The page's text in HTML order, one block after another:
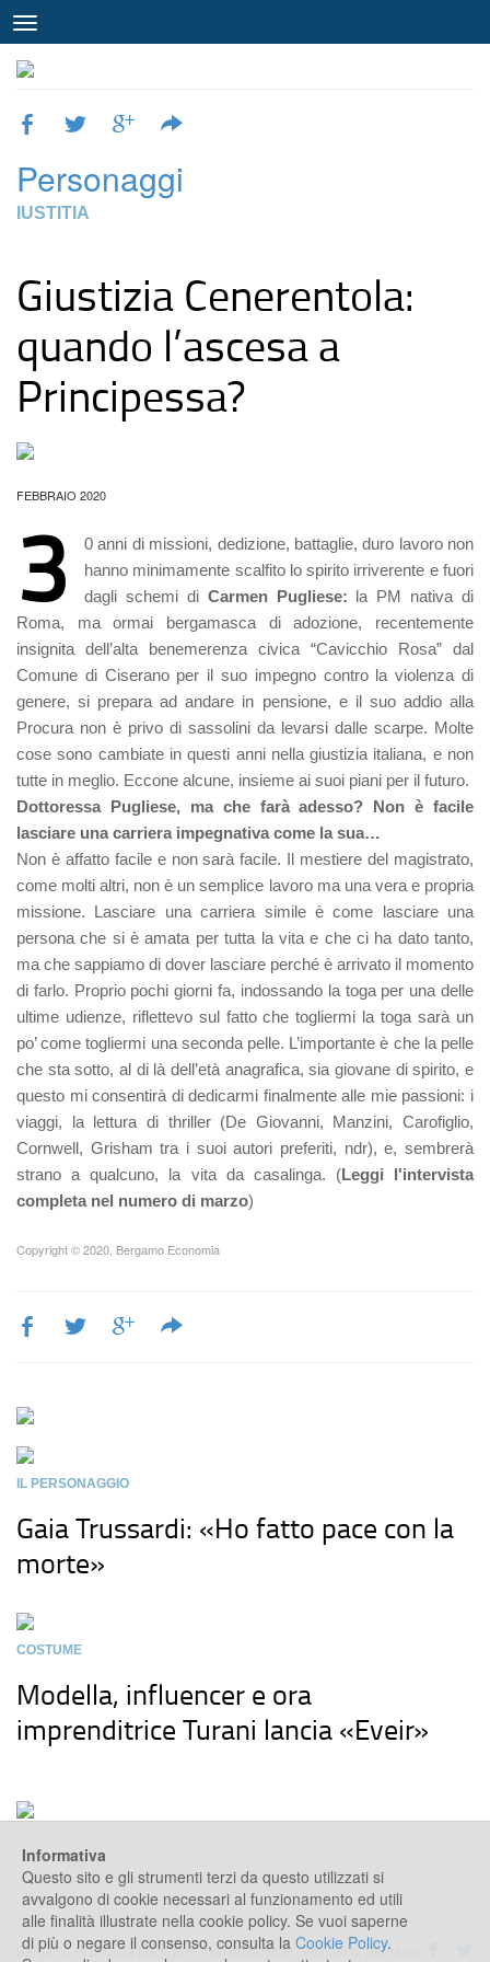
Personaggi
IUSTITIA
Giustizia Cenerentola:
quando l’ascesa a
Principessa?
FEBBRAIO 2020
3 0anni di missioni, dedizione, battaglie, duro lavoro non
hanno minimamente scalfito lo spirito irriverente e fuori
dagli schemi di Carmen Pugliese: la PM nativa di
Roma, ma ormai bergamasca di adozione, recentemente
insignita dell’alta benemerenza civica “Cavicchio Rosa” dal
Comune di Ciserano per il suo impegno contro la violenza di
genere, si prepara ad andare in pensione, e il suo addio alla
Procura non è privo di sassolini da levarsi dalle scarpe. Molte
cose sono cambiate in questi anni nella giustizia italiana, e non
tutte in meglio. Eccone alcune, insieme ai suoi piani per il futuro.
Dottoressa Pugliese, ma che farà adesso? Non è facile
lasciare una carriera impegnativa come la sua…
Non è affatto facile e non sarà facile. Il mestiere del magistrato,
come molti altri, non è un semplice lavoro ma una vera e propria
missione. Lasciare una carriera simile è come lasciare una
persona che si è amata per tutta la vita e che ci ha dato tanto,
ma che sappiamo di dover lasciare perché è arrivato il momento
di farlo. Proprio pochi giorni fa, indossando la toga per una delle
ultime udienze, riflettevo sul fatto che togliermi la toga sarà un
po’ come togliermi una seconda pelle. L’importante è che la pelle
che sta sotto, al di là dell’età anagrafica, sia giovane di spirito, e
questo mi consentirà di dedicarmi finalmente alle mie passioni: i
viaggi, la lettura di thriller (De Giovanni, Manzini, Carofiglio,
Cornwell, Grisham tra i suoi autori preferiti, ndr), e, sembrerà
strano a qualcuno, la vita da casalinga. (Leggi l'intervista
completa nel numero di marzo)
Copyright © 2020, Bergamo Economia
IL PERSONAGGIO
Gaia Trussardi: «Ho fatto pace con la
morte»
COSTUME
Modella, influencer e ora
imprenditrice Turani lancia «Eveir»
Bergamo Economia Magazine è un prodotto di Giornale di Bergamo
Informativa
Questo sito e gli strumenti terzi da questo utilizzati si
avvalgono di cookie necessari al funzionamento ed utili
alle finalità illustrate nella cookie policy. Se vuoi saperne
di più o negare il consenso, consulta la Cookie Policy.